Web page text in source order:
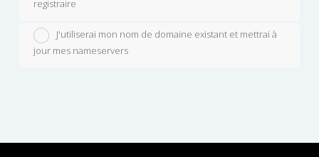
registraire
J'utiliserai mon nom de domaine existant et mettrai à
jour mes nameservers